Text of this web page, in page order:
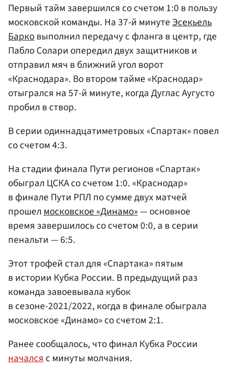
Первый тайм завершился со счетом 1:0 в пользу
московской команды. На 37-й минутеЭсекьель
Барковыполнил передачу с фланга в центр, где
Пабло Солари опередил двух защитников и
отправил мяч в ближний угол ворот
«Краснодара». Во втором тайме «Краснодар»
отыгрался на 57-й минуте, когда Дуглас Аугусто
пробил в створ.
В серии одиннадцатиметровых «Спартак» повел
со счетом 4:3.
На стадии финала Пути регионов «Спартак»
обыграл ЦСКА со счетом 1:0. «Краснодар»
в финале Пути РПЛ по сумме двух матчей
прошелмосковское «Динамо»— основное
время завершилось со счетом 0:0, а в серии
пенальти — 6:5.
Этот трофей стал для «Спартака» пятым
в истории Кубка России. В предыдущий раз
команда завоевывала кубок
в сезоне-2021/2022, когда в финале обыграла
московское «Динамо» со счетом 2:1.
Ранее сообщалось, что финал Кубка России
началсяс минуты молчания.